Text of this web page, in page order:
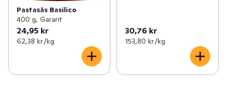
Pastasås Basilico
400 g, Garant
24,95 kr
62,38 kr /kg
30,76 kr
153,80 kr /kg